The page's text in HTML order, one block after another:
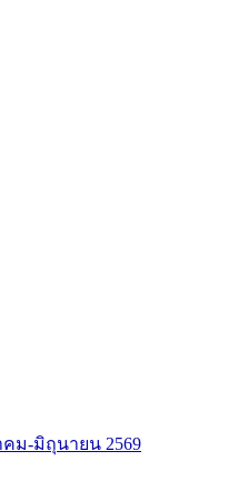
คม-มิถุนายน 2569